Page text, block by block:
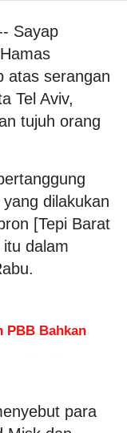
Sayap
atas serangan
Tel Aviv,
tujuh orang
dilakukan
[Tepi Barat
dalam
PBB Bahkan
para